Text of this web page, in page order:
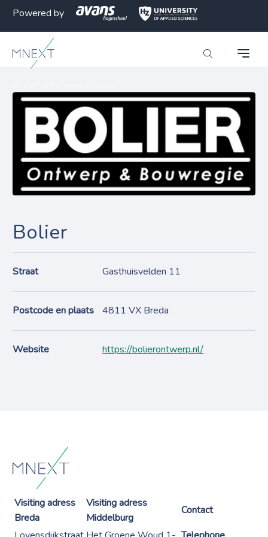
Powered by
Bolier
Straat Gasthuisvelden 11
Postcode en plaats 4811 VX Breda
Website https://bolierontwerp.nl/
Visiting adress
Breda
Visiting adress
Middelburg
Contact